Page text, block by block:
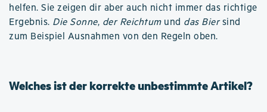
helfen. Sie zeigen dir aber auch nicht immer das richtige
Ergebnis. Die Sonne, der Reichtumund das Biersind
zum Beispiel Ausnahmen von den Regeln oben.
Welches ist der korrekte unbestimmte Artikel?